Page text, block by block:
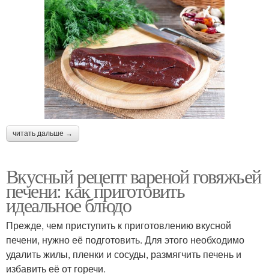
читать дальше →
Вкусный рецепт вареной говяжьей
печени: как приготовить
идеальное блюдо
Прежде, чем приступить к приготовлению вкусной
печени, нужно её подготовить. Для этого необходимо
удалить жилы, пленки и сосуды, размягчить печень и
избавить её от горечи.